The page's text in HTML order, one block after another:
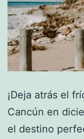
¡Deja atrás el
Cancún en
el destino